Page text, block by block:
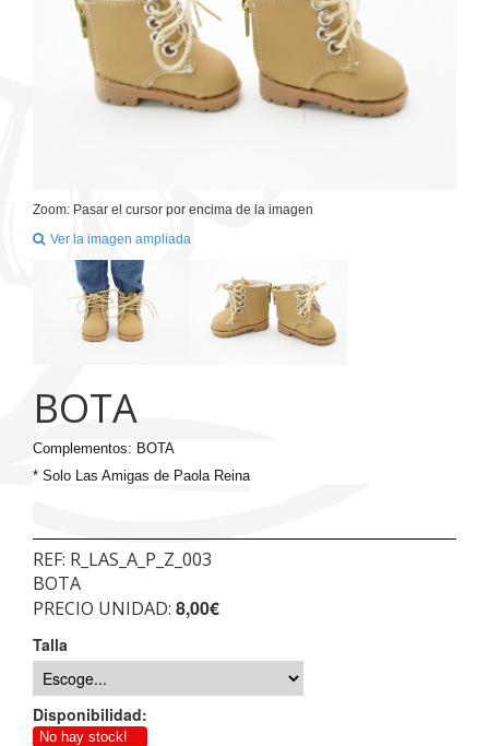
NOTICIAS
CONTACTAR
Zoom: Pasar el cursor por encima de la imagen
Ver la imagen ampliada
BOTA
Complementos: BOTA
* Solo Las Amigas de Paola Reina
REF: R_LAS_A_P_Z_003
BOTA
PRECIO UNIDAD: 8,00€
Talla
Disponibilidad:
No hay stock!